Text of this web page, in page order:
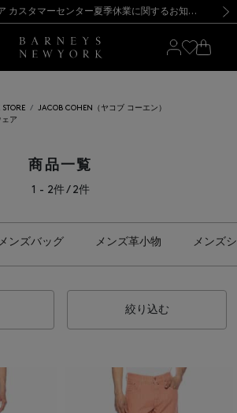
新規登録のお客様も対象！＜MY BARNEYS＞会員のお客様は11,000円（税込）以上のお買上げで常時送料無料！お買い物の際は会員登録を！
う出荷一時停止のお知らせ】(2026.8.7) 【オンラインストア カスタマーセンター夏季休業に関するお知らせ】（2026.8.7）
【夏季休業に伴う返品・交換承り一時停止のお知らせ】（2026.8.5）
た地震の影響によるお荷物のお届けについて
SUMMER SALEのご案内・ご注意事項 新規登録のお客様も対象！＜MY BARNEYS＞会員のお客様は11,000円（税込）以上のお買上げで常時送料無料！お買い物の際は会員登録を！
う出荷一時停止のお知らせ】(2026.8.7)
JACOB COHEN（ヤコブ コーエン）
ア
商品一覧
1 - 2件 / 2件
ンズバッグ メンズ革小物 メンズ
絞り込む